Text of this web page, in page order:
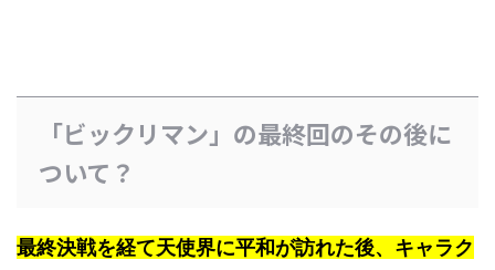
「ビックリマン」の最終回のその後に
ついて？
最終決戦を経て天使界に平和が訪れた後、キャラク